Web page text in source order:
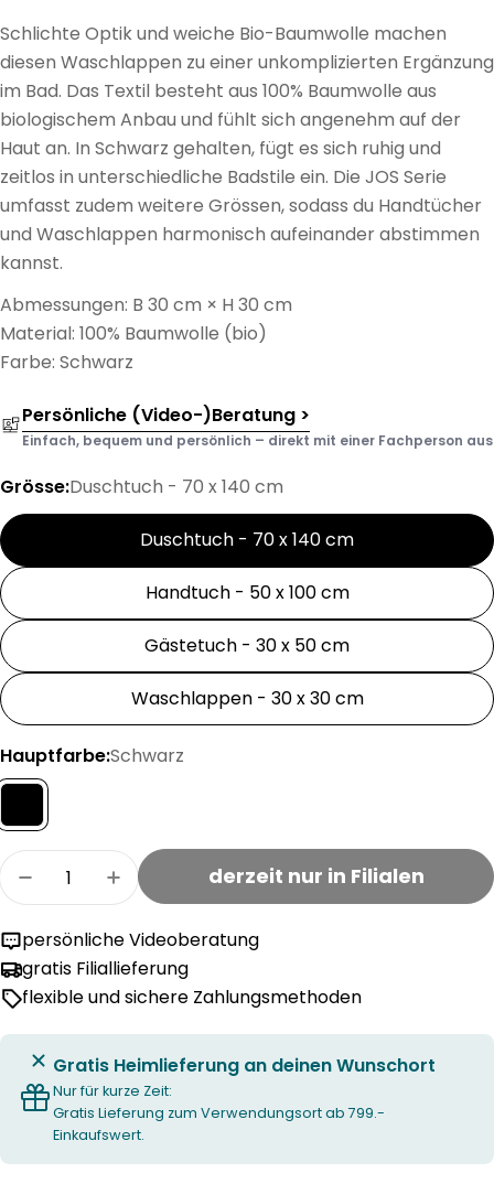
Schlichte Optik und weiche Bio-Baumwolle machen
diesen Waschlappen zu einer unkomplizierten Ergänzung
im Bad. Das Textil besteht aus 100% Baumwolle aus
biologischem Anbau und fühlt sich angenehm auf der
Haut an. In Schwarz gehalten, fügt es sich ruhig und
zeitlos in unterschiedliche Badstile ein. Die JOS Serie
umfasst zudem weitere Grössen, sodass du Handtücher
und Waschlappen harmonisch aufeinander abstimmen
kannst.
Abmessungen: B 30 cm × H 30 cm
Material: 100% Baumwolle (bio)
Farbe: Schwarz
Persönliche (Video-)Beratung >
Einfach, bequem und persönlich – direkt mit einer Fachperson aus
Grösse:Duschtuch - 70 x 140 cm
Duschtuch - 70 x 140 cm
Handtuch - 50 x 100 cm
Gästetuch - 30 x 50 cm
Waschlappen - 30 x 30 cm
Hauptfarbe:Schwarz
Menge
Menge für JOS Waschlappen verringern
Menge für JOS Waschlappen erhöhen
derzeit nur in Filialen
persönliche Videoberatung
gratis Filiallieferung
flexible und sichere Zahlungsmethoden
Gratis Heimlieferung an deinen Wunschort
Nur für kurze Zeit:
Gratis Lieferung zum Verwendungsort ab 799.-
Einkaufswert.